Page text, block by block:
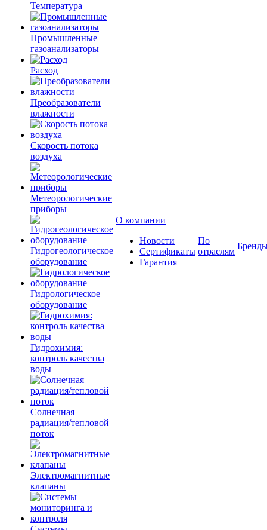
Температура
Промышленные
газоанализаторы
Расход
Преобразователи
влажности
Скорость потока
воздуха
Метеорологические
приборы
Гидрогеологическое
оборудование
Гидрологическое
оборудование
Гидрохимия:
контроль качества
воды
Солнечная
радиация/тепловой
поток
Электромагнитные
клапаны
О компании
Новости
Сертификаты
Гарантия
По
отраслям